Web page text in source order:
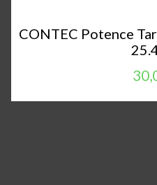
CONTEC Potence